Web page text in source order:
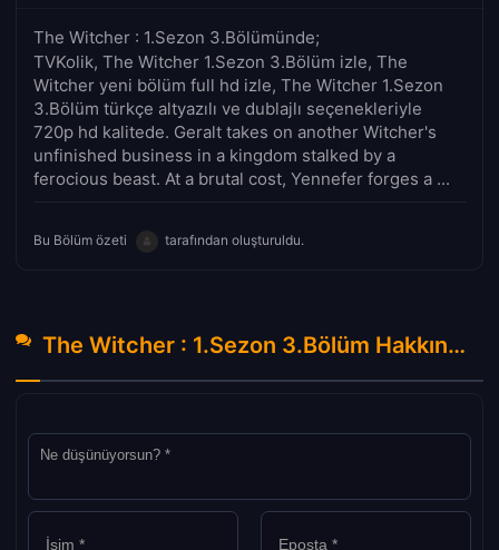
The Witcher : 1.Sezon 3.Bölümünde;
TVKolik, The Witcher 1.Sezon 3.Bölüm izle, The
Witcher yeni bölüm full hd izle, The Witcher 1.Sezon
3.Bölüm türkçe altyazılı ve dublajlı seçenekleriyle
720p hd kalitede. Geralt takes on another Witcher's
unfinished business in a kingdom stalked by a
ferocious beast. At a brutal cost, Yennefer forges a ...
Bu Bölüm özeti tarafından oluşturuldu.
The Witcher : 1.Sezon 3.Bölüm Hakkında Yorumlar